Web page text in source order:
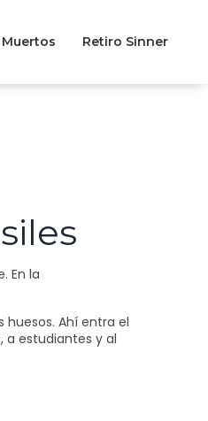
Retiro Sinner
En la
Ahí entra el
a estudiantes y al